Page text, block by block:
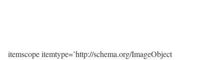
itemscope itemtype=’http://schema.org/ImageObject